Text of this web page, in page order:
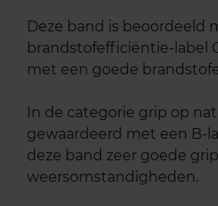
Deze band is beoordeeld
brandstofefficiëntie-label
met een goede
In de categorie grip op
gewaardeerd met een B-
deze band zeer goede
weersomstandigheden.